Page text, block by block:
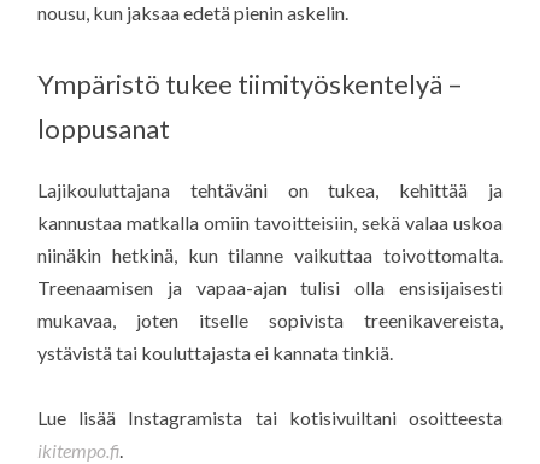
nousu, kun jaksaa edetä pienin askelin.
Ympäristö tukee tiimityöskentelyä –
loppusanat
Lajikouluttajana tehtäväni on tukea, kehittää ja
kannustaa matkalla omiin tavoitteisiin, sekä valaa uskoa
niinäkin hetkinä, kun tilanne vaikuttaa toivottomalta.
Treenaamisen ja vapaa-ajan tulisi olla ensisijaisesti
mukavaa, joten itselle sopivista treenikavereista,
ystävistä tai kouluttajasta ei kannata tinkiä.
Lue lisää Instagramista tai kotisivuiltani osoitteesta
ikitempo.fi.